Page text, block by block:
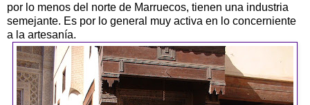
por lo menos del norte de Marruecos, tienen una industria
semejante. Es por lo general muy activa en lo concerniente
a la artesanía.